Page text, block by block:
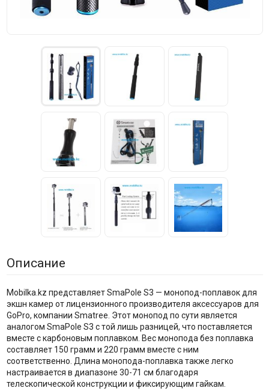
Описание
Mobilka.kz представляет SmaPole S3 — монопод-поплавок для
экшн камер от лицензионного производителя аксессуаров для
GoPro, компании Smatree. Этот монопод по сути является
аналогом SmaPole S3 с той лишь разницей, что поставляется
вместе с карбоновым поплавком. Вес монопода без поплавка
составляет 150 грамм и 220 грамм вместе с ним
соответственно. Длина монопода-поплавка также легко
настраивается в диапазоне 30-71 см благодаря
телескопической конструкции и фиксирующим гайкам.